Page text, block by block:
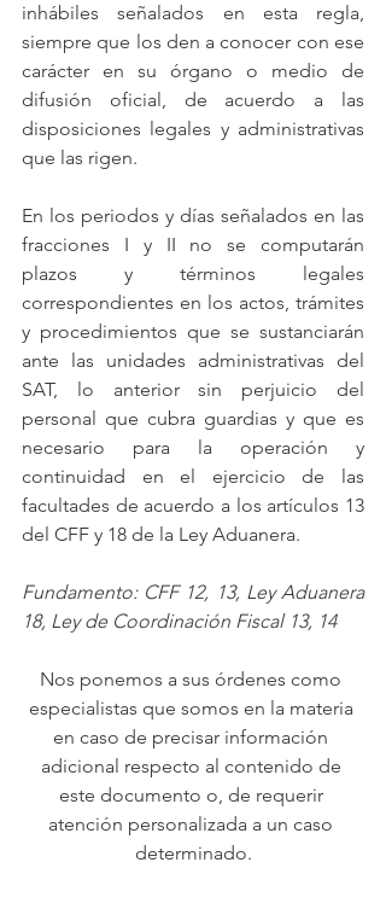
inhábiles señalados en esta regla,
siempre que los den a conocer con ese
carácter en su órgano o medio de
difusión oficial, de acuerdo a las
disposiciones legales y administrativas
que las rigen.
En los periodos y días señalados en las
fracciones I y II no se computarán
plazos y términos legales
correspondientes en los actos, trámites
y procedimientos que se sustanciarán
ante las unidades administrativas del
SAT, lo anterior sin perjuicio del
personal que cubra guardias y que es
necesario para la operación y
continuidad en el ejercicio de las
facultades de acuerdo a los artículos 13
del CFF y 18 de la Ley Aduanera.
Fundamento: CFF 12, 13, Ley Aduanera
18, Ley de Coordinación Fiscal 13, 14
Nos ponemos a sus órdenes como
especialistas que somos en la materia
en caso de precisar información
adicional respecto al contenido de
este documento o, de requerir
atención personalizada a un caso
determinado.